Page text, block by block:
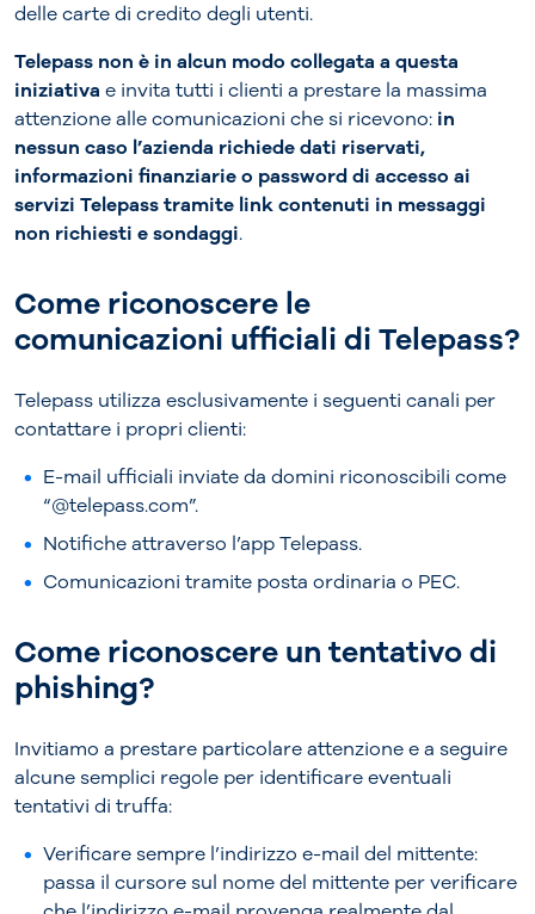
delle carte di credito degli utenti.
Telepass non è in alcun modo collegata a questa
iniziativa e invita tutti i clienti a prestare la massima
attenzione alle comunicazioni che si ricevono: in
nessun caso l’azienda richiede dati riservati,
informazioni finanziarie o password di accesso ai
servizi Telepass tramite link contenuti in messaggi
non richiesti e sondaggi.
Come riconoscere le
comunicazioni ufficiali di Telepass?
Telepass utilizza esclusivamente i seguenti canali per
contattare i propri clienti:
E-mail ufficiali inviate da domini riconoscibili come
“@telepass.com”.
Notifiche attraverso l’app Telepass.
Comunicazioni tramite posta ordinaria o PEC.
Come riconoscere un tentativo di
phishing?
Invitiamo a prestare particolare attenzione e a seguire
alcune semplici regole per identificare eventuali
tentativi di truffa:
Verificare sempre l’indirizzo e-mail del mittente:
passa il cursore sul nome del mittente per verificare